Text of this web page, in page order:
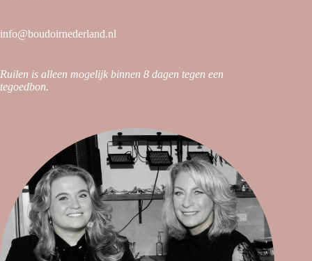
info@boudoirnederland.nl
Ruilen is alleen mogelijk binnen 8 dagen tegen een
tegoedbon.